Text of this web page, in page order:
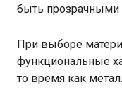
быть прозрачными
При выборе
функциональные
то время как